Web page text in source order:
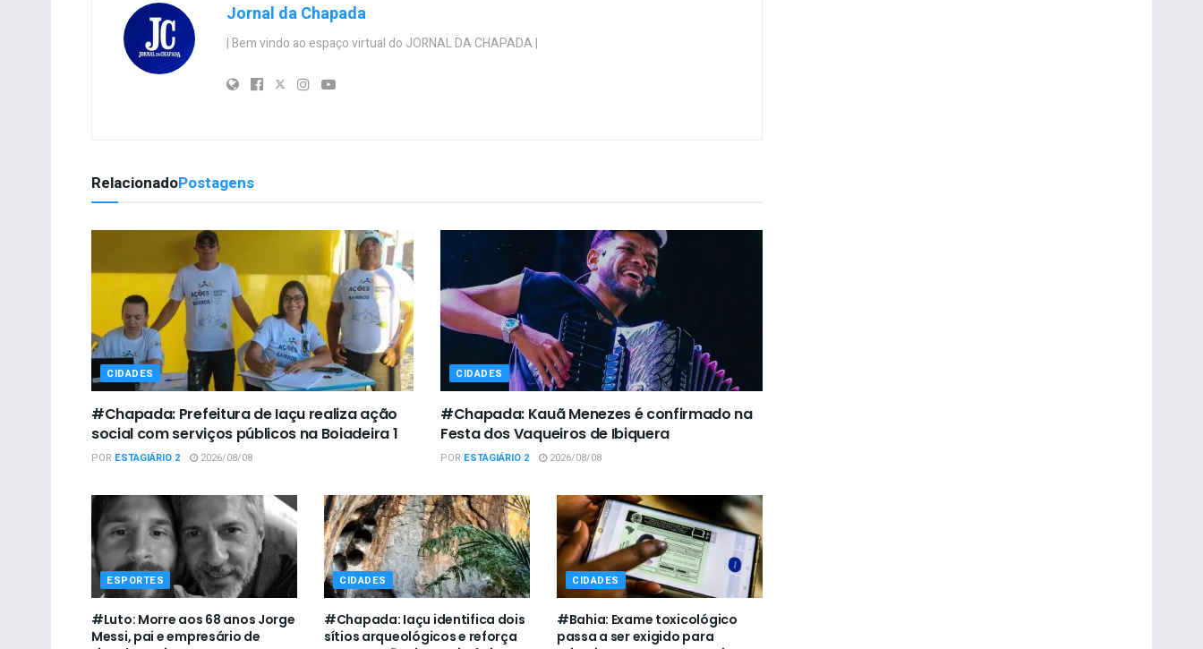
Jornal da Chapada
| Bem vindo ao espaço virtual do JORNAL DA CHAPADA |
RelacionadoPostagens
CIDADES
#Chapada: Prefeitura de Iaçu realiza ação
social com serviços públicos na Boiadeira 1
POR ESTAGIÁRIO 2 2026/08/08
CIDADES
#Chapada: Kauã Menezes é confirmado na
Festa dos Vaqueiros de Ibiquera
POR ESTAGIÁRIO 2 2026/08/08
ESPORTES
#Luto: Morre aos 68 anos Jorge
Messi, pai e empresário de
CIDADES
#Chapada: Iaçu identifica dois
sítios arqueológicos e reforça
CIDADES
#Bahia: Exame toxicológico
passa a ser exigido para